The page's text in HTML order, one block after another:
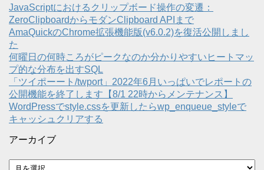
JavaScriptにおけるクリップボード操作の変遷：
ZeroClipboardからモダンClipboard APIまで
AmaQuickのChrome拡張機能版(v6.0.2)を復活公開しまし
た
何曜日の何時ころがピークなのか分かりやすいヒートマッ
プ的な分布を出すSQL
「ツイポーート/twport」2022年6月いっぱいでレポートの
公開機能を終了します【8/1 22時からメンテナンス】
WordPressでstyle.cssを更新したらwp_enqueue_styleで
キャッシュクリアする
アーカイブ
ア